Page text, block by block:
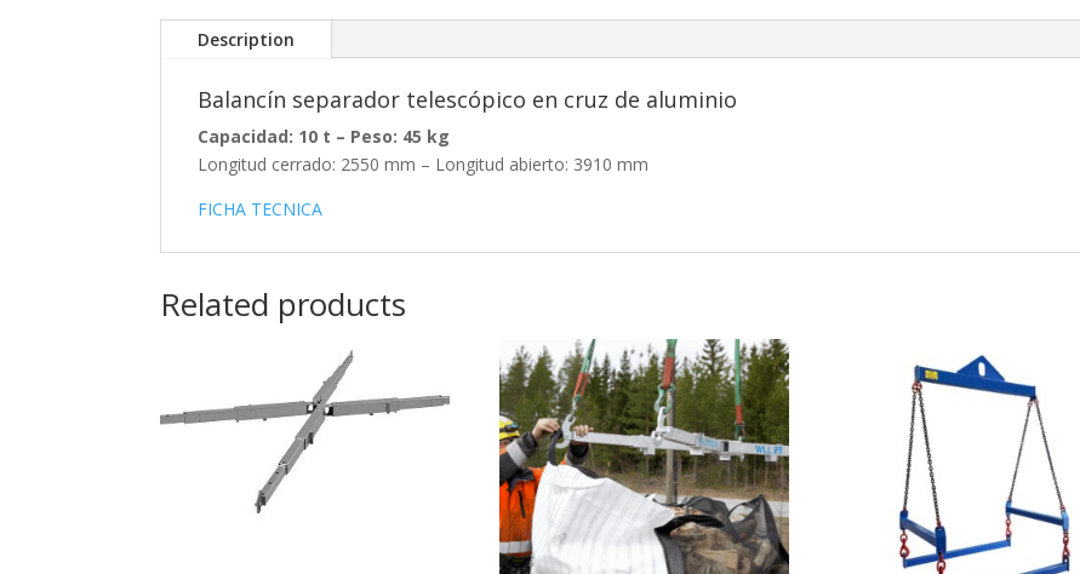
Description
Balancín separador telescópico en cruz de aluminio
Capacidad: 10 t – Peso: 45 kg
Longitud cerrado: 2550 mm – Longitud abierto: 3910 mm
FICHA TECNICA
Related products